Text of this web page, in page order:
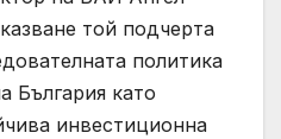
той подчерта
политика
България като
инвестиционна